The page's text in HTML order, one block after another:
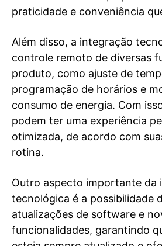
praticidade e conveniência
Além disso, a integração
controle remoto de diversas
produto, como ajuste de
programação de horários e
consumo de energia. Com
podem ter uma experiência
otimizada, de acordo com
rotina.
Outro aspecto importante da
tecnológica é a possibilidade
atualizações de software e
funcionalidades, garantindo